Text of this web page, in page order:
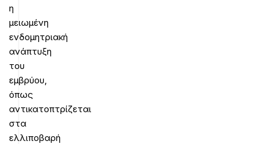
η
μειωμένη
ενδομητριακή
ανάπτυξη
του
εμβρύου,
όπως
αντικατοπτρίζεται
στα
ελλιποβαρή